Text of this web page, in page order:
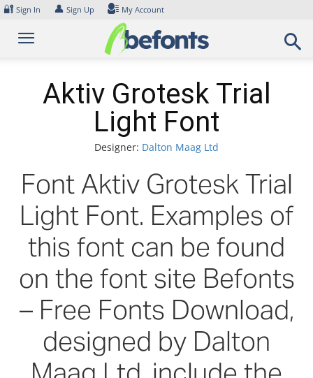
Skip
content
🔐 Sign In 👤 Sign Up My Account
Aktiv Grotesk Trial
Light Font
Designer: Dalton Maag Ltd
Font Aktiv Grotesk Trial
Light Font. Examples of
this font can be found
on the font site Befonts
– Free Fonts Download,
designed by Dalton